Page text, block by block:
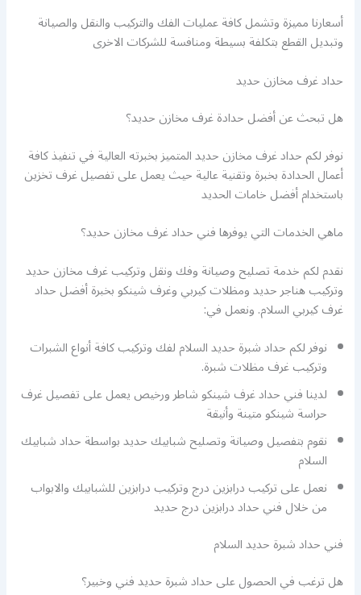
أسعارنا مميزة وتشمل كافة عمليات الفك والتركيب والنقل والصيانة
وتبديل القطع بتكلفة بسيطة ومنافسة للشركات الاخرى
حداد غرف مخازن حديد
هل تبحث عن أفضل حدادة غرف مخازن حديد؟
نوفر لكم حداد غرف مخازن حديد المتميز بخبرته العالية في تنفيذ كافة
أعمال الحدادة بخبرة وتقنية عالية حيث يعمل على تفصيل غرف تخزين
باستخدام أفضل خامات الحديد
ماهي الخدمات التي يوفرها فني حداد غرف مخازن حديد؟
نقدم لكم خدمة تصليح وصيانة وفك ونقل وتركيب غرف مخازن حديد
وتركيب هناجر حديد ومظلات كيربي وغرف شينكو بخبرة أفضل حداد
غرف كيربي السلام. ونعمل في:
نوفر لكم حداد شبرة حديد السلام لفك وتركيب كافة أنواع الشبرات
وتركيب غرف مظلات شبرة.
لدينا فني حداد غرف شينكو شاطر ورخيص يعمل على تفصيل غرف
حراسة شينكو متينة وأنيقة
نقوم بتفصيل وصيانة وتصليح شبابيك حديد بواسطة حداد شبابيك
السلام
نعمل على تركيب درابزين درج وتركيب درابزين للشبابيك والابواب
من خلال فني حداد درابزين درج حديد
فني حداد شبرة حديد السلام
هل ترغب في الحصول على حداد شبرة حديد فني وخبير؟